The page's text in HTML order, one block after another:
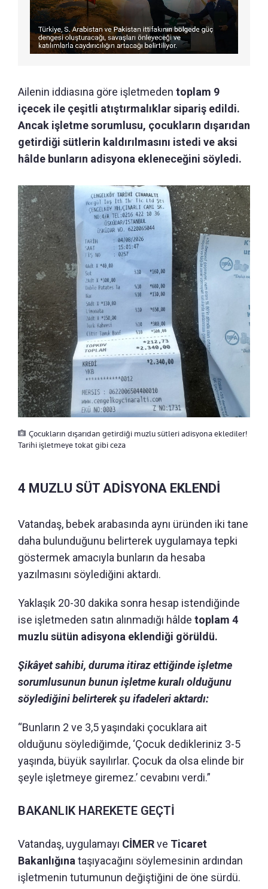
Ailenin iddiasına göre işletmeden toplam 9
içecek ile çeşitli atıştırmalıklar sipariş edildi.
Ancak işletme sorumlusu, çocukların dışarıdan
getirdiği sütlerin kaldırılmasını istedi ve aksi
hâlde bunların adisyona ekleneceğini söyledi.
Çocukların dışarıdan getirdiği muzlu sütleri adisyona eklediler!
Tarihi işletmeye tokat gibi ceza
4 MUZLU SÜT ADİSYONA EKLENDİ
Vatandaş, bebek arabasında aynı üründen iki tane
daha bulunduğunu belirterek uygulamaya tepki
göstermek amacıyla bunların da hesaba
yazılmasını söylediğini aktardı.
Yaklaşık 20-30 dakika sonra hesap istendiğinde
ise işletmeden satın alınmadığı hâlde toplam 4
muzlu sütün adisyona eklendiği görüldü.
Şikâyet sahibi, duruma itiraz ettiğinde işletme
sorumlusunun bunun işletme kuralı olduğunu
söylediğini belirterek şu ifadeleri aktardı:
“Bunların 2 ve 3,5 yaşındaki çocuklara ait
olduğunu söylediğimde, ‘Çocuk dedikleriniz 3-5
yaşında, büyük sayılırlar. Çocuk da olsa elinde bir
şeyle işletmeye giremez.’ cevabını verdi.”
BAKANLIK HAREKETE GEÇTİ
Vatandaş, uygulamayı CİMERve Ticaret
Bakanlığınataşıyacağını söylemesinin ardından
işletmenin tutumunun değiştiğini de öne sürdü.